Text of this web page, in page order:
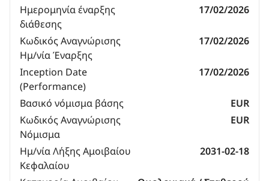
Ημερομηνία έναρξης
διάθεσης
17/02/2026
Κωδικός Αναγνώρισης
Ημ/νία Έναρξης
17/02/2026
Inception Date
(Performance)
17/02/2026
Βασικό νόμισμα βάσης
EUR
Κωδικός Αναγνώρισης
Νόμισμα
EUR
Ημ/νία Λήξης Αμοιβαίου
Κεφαλαίου
2031-02-18